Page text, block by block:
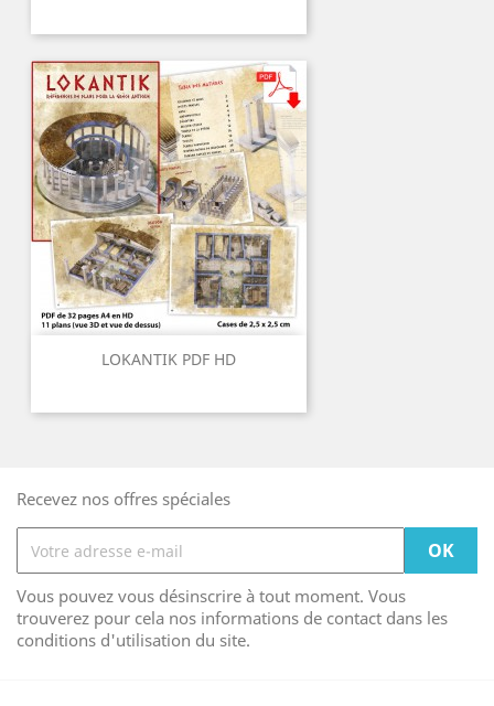
LOKANTIK PDF HD
Recevez nos offres spéciales
Vous pouvez vous désinscrire à tout moment. Vous
trouverez pour cela nos informations de contact dans les
conditions d'utilisation du site.